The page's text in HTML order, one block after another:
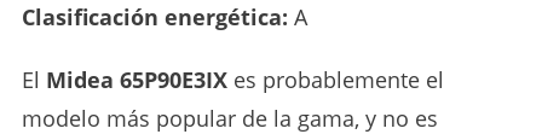
Clasificación energética: A
El Midea 65P90E3IXes probablemente el
modelo más popular de la gama, y no es